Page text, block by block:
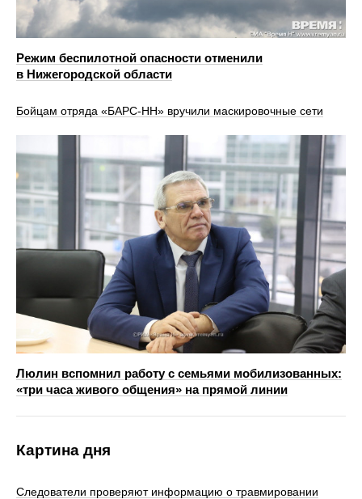
Режим беспилотной опасности отменили
в Нижегородской области
Бойцам отряда «БАРС-НН» вручили маскировочные сети
Люлин вспомнил работу с семьями мобилизованных:
«три часа живого общения» на прямой линии
Картина дня
Следователи проверяют информацию о травмировании